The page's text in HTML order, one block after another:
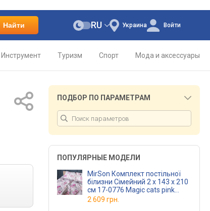
Найти Украина
RU Войти
Инструмент Туризм Спорт Мода и аксессуары
ПОДБОР ПО ПАРАМЕТРАМ
ПОПУЛЯРНЫЕ МОДЕЛИ
MirSon Комплект постільної
білизни Сімейний 2 x 143 х 210
см 17-0776 Magic cats pink
Бязь
2 609 грн.